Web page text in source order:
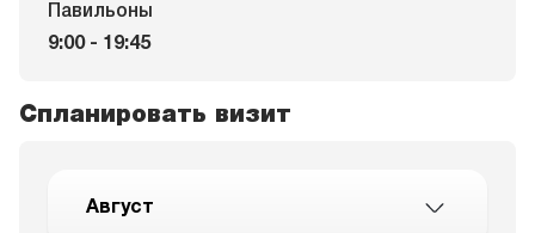
Павильоны
9:00 - 19:45
Спланировать визит
Август